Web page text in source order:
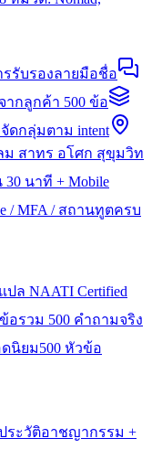
รับรองลายมือชื่อ
ากลูกค้า 500 ข้อ
ดกลุ่มตาม intent
ม สาทร อโศก สุขุมวิท
30 นาที + Mobile
/ MFA / สถานทูตครบ
แปล NAATI Certified
อรวม 500 คำถามจริง
ดนิยม500 หัวข้อ
ระวัติอาชญากรรม +